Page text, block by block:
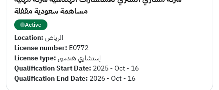
مساهمة سعودية مقفلة
Active
Location:الرياض
License number: E0772
License type:إستشاري هندسي
Qualification Start Date: 2025 - Oct - 16
Qualification End Date: 2026 - Oct - 16